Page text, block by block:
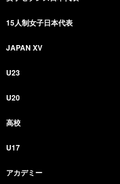
15人制女子日本代表
JAPAN XV
U23
U20
高校
U17
アカデミー